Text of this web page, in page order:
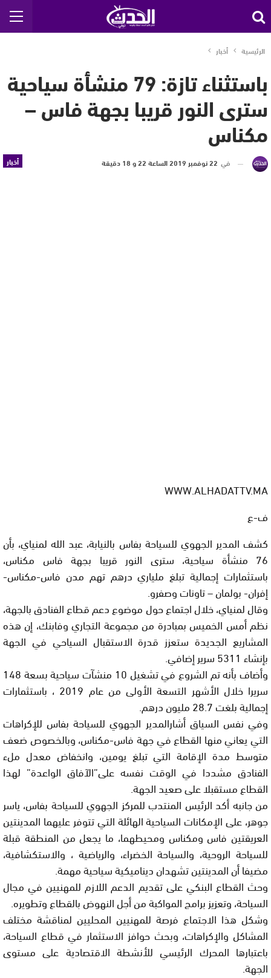
الرئيسية أخبار
باستثناء تازة: 79 منشأة سياحية
سترى النور قريبا بجهة فاس –
مكناس
أخبار في 22 نوفمبر 2019 الساعة 22 و 18 دقيقة
WWW.ALHADATTV.MA
ف-ع
كشف المدير الجهوي للسياحة بفاس بالنيابة، عبد الله لمنياي، بأن
76 منشأة سياحية، سترى النور قريبا بجهة فاس مكناس،
باستثمارات إجمالية تبلغ ملياري درهم تهم مدن فاس-مكناس-
إفران- بولمان – تاونات وصفرو.
وقال لمنياي، خلال اجتماع حول موضوع دعم قطاع الفنادق بالجهة،
نظم أمس الخميس بمبادرة من مجموعة التجاري وفابنك، إن هذه
المشاريع الجديدة ستعزز قدرة الاستقبال السياحي في الجهة
بإنشاء 5311 سرير إضافي.
وأضاف بأنه تم الشروع في تشغيل 10 منشآت سياحية بسعة 148
سريرا خلال الأشهر التسعة الأولى من عام 2019 ، باستثمارات
إجمالية بلغت 28.7 مليون درهم.
وفي نفس السياق أشارالمدير الجهوي للسياحة بفاس للإكراهات
التي يعاني منها القطاع في جهة فاس-مكناس، وبالخصوص ضعف
متوسط مدة الإقامة التي تبلغ يومين، وانخفاض معدل ملء
الفنادق مشددا في الوقت نفسه على”الآفاق الواعدة” لهذا
القطاع مستقبلا على صعيد الجهة.
من جانبه أكد الرئيس المنتدب للمركز الجهوي للسياحة بفاس، ياسر
جوهر، على الإمكانات السياحية الهائلة التي تتوفر عليهما المدينتين
العريقتين فاس ومكناس ومحيطهما، ما يجعل من المنطقة قبلة
للسياحة الروحية، والسياحة الخضراء، والرياضية ، والاستكشافية،
مضيفا أن المدينتين تشهدان ديناميكية سياحية مهمة.
وحث القطاع البنكي على تقديم الدعم اللازم للمهنيين في مجال
السياحة، وتعزيز برامج المواكبة من أجل النهوض بالقطاع وتطويره.
وشكل هذا الاجتماع فرصة للمهنيين المحليين لمناقشة مختلف
المشاكل والإكراهات، وبحث حوافز الاستثمار في قطاع السياحة،
باعتبارها المحرك الرئيسي للأنشطة الاقتصادية على مستوى
الجهة.